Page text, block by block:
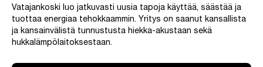
Vatajankoski luo jatkuvasti uusia tapoja käyttää, säästää ja
tuottaa energiaa tehokkaammin. Yritys on saanut kansallista
ja kansainvälistä tunnustusta hiekka-akustaan sekä
hukkalämpölaitoksestaan.